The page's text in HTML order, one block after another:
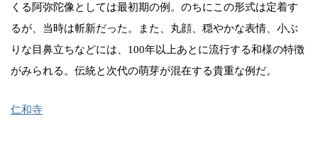
くる阿弥陀像としては最初期の例。のちにこの形式は定着す
るが、当時は斬新だった。また、丸顔、穏やかな表情、小ぶ
りな目鼻立ちなどには、100年以上あとに流行する和様の特徴
がみられる。伝統と次代の萌芽が混在する貴重な例だ。
仁和寺